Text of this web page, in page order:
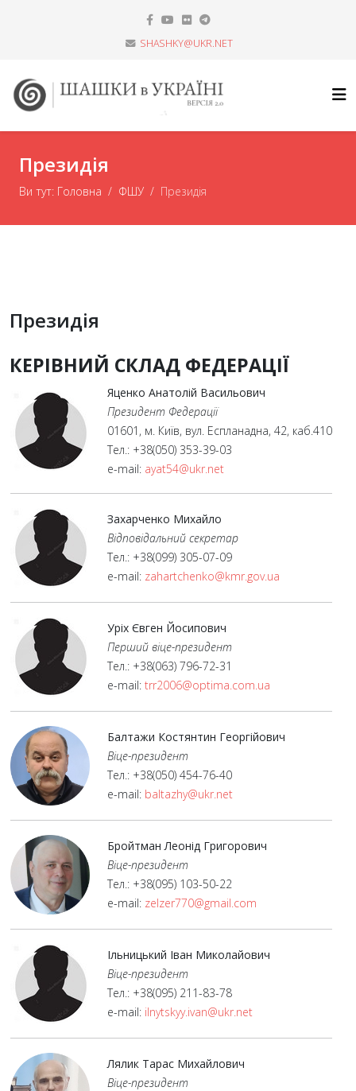
SHASHKY@UKR.NET
Президія
Ви тут: Головна ФШУ Президія
Президія
КЕРІВНИЙ СКЛАД ФЕДЕРАЦІЇ
Яценко Анатолій Васильович
Президент Федерації
01601, м. Київ, вул. Еспланадна, 42, каб.410
Тел.: +38(050) 353-39-03
e-mail: ayat54@ukr.net
Захарченко Михайло
Відповідальний секретар
Тел.: +38(099) 305-07-09
e-mail: zahartchenko@kmr.gov.ua
Уріх Євген Йосипович
Перший віце-президент
Тел.: +38(063) 796-72-31
e-mail: trr2006@optima.com.ua
Балтажи Костянтин Георгійович
Віце-президент
Тел.: +38(050) 454-76-40
e-mail: baltazhy@ukr.net
Бройтман Леонід Григорович
Віце-президент
Тел.: +38(095) 103-50-22
e-mail: zelzer770@gmail.com
Ільницький Іван Миколайович
Віце-президент
Тел.: +38(095) 211-83-78
e-mail: ilnytskyy.ivan@ukr.net
Лялик Тарас Михайлович
Віце-президент